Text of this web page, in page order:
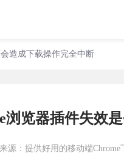
造成下载操作完全中断
浏览器插件失效
源： 提供好用的移动端